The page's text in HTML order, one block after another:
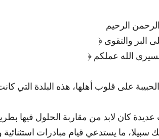
الرحيم
﴿
الله عملكم
كان لابد من مقاربة الحلول فيها